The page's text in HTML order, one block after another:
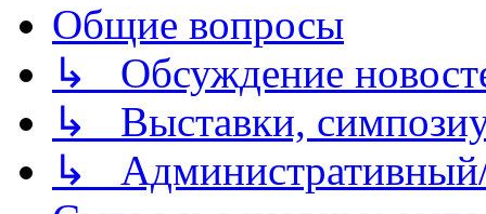
Общие вопросы
↳ Обсуждение
↳ Выставки,
↳